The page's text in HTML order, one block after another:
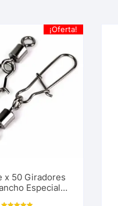
¡Oferta!
x 50 Giradores
Especial